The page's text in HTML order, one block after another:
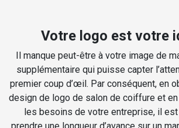
Votre logo est votre
Il manque peut-être à votre image de
supplémentaire qui puisse capter
premier coup d’œil. Par conséquent, en
design de logo de salon de coiffure et
les besoins de votre entreprise, il